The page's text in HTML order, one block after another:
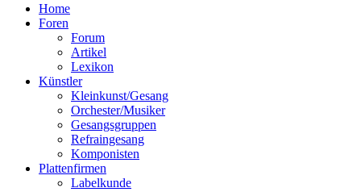
Home
Foren
Forum
Artikel
Lexikon
Künstler
Kleinkunst/Gesang
Orchester/Musiker
Gesangsgruppen
Refraingesang
Komponisten
Plattenfirmen
Labelkunde